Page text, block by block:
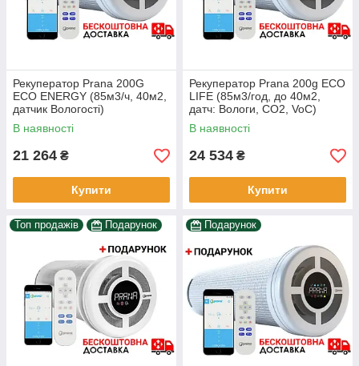
Обсяг припливного повітря під час роботи
рекуператорів Prana на 10% перевищує обсяг повітря, що
повітря яке перешкоджає ефекту зворотної тяги з витяжок,
центральної вентиляції та інших джерел.
Рекуператор Prana 200G
ECO ENERGY (85м3/ч, 40м2,
датчик Вологості)
В наявності
21 264 ₴
Купити
Рекуператор Prana 200g ECO
LIFE (85м3/год, до 40м2,
датч: Вологи, CO2, VoC)
В наявності
24 534 ₴
Купити
Топ продажів Подарунок Подарунок